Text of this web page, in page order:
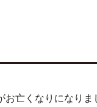
亡くなりになり